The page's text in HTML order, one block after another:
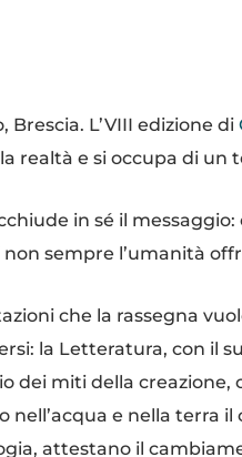
Brescia. L’VIII edizione di
realtà e si occupa di
in sé il
non sempre l’umanità
che la rassegna
la Letteratura, con il
dei miti della creazione,
nell’acqua e nella terra
attestano il